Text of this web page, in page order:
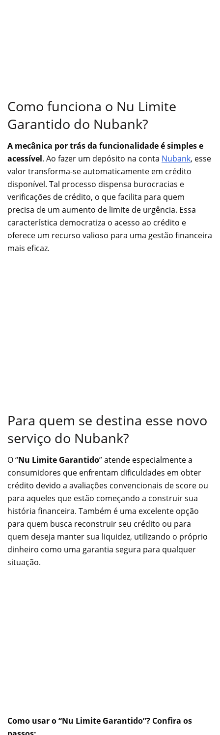
Como funciona o Nu Limite
Garantido do Nubank?
A mecânica por trás da funcionalidade é simples e
acessível. Ao fazer um depósito na conta Nubank, esse
valor transforma-se automaticamente em crédito
disponível. Tal processo dispensa burocracias e
verificações de crédito, o que facilita para quem
precisa de um aumento de limite de urgência. Essa
característica democratiza o acesso ao crédito e
oferece um recurso valioso para uma gestão financeira
mais eficaz.
Para quem se destina esse novo
serviço do Nubank?
O “Nu Limite Garantido” atende especialmente a
consumidores que enfrentam dificuldades em obter
crédito devido a avaliações convencionais de score ou
para aqueles que estão começando a construir sua
história financeira. Também é uma excelente opção
para quem busca reconstruir seu crédito ou para
quem deseja manter sua liquidez, utilizando o próprio
dinheiro como uma garantia segura para qualquer
situação.
Como usar o “Nu Limite Garantido”? Confira os